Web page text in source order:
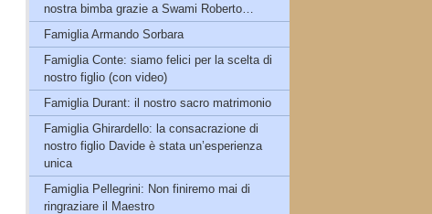
nostra bimba grazie a Swami Roberto…
Famiglia Armando Sorbara
Famiglia Conte: siamo felici per la scelta di
nostro figlio (con video)
Famiglia Durant: il nostro sacro matrimonio
Famiglia Ghirardello: la consacrazione di
nostro figlio Davide è stata un’esperienza
unica
Famiglia Pellegrini: Non finiremo mai di
ringraziare il Maestro